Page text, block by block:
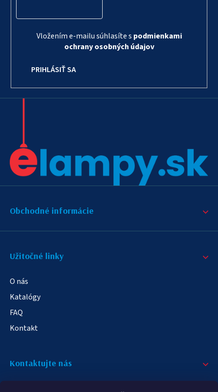
Vložením e-mailu súhlasíte s podmienkami
ochrany osobných údajov
PRIHLÁSIŤ SA
Obchodné informácie
Užitočné linky
O nás
Katalógy
FAQ
Kontakt
Kontaktujte nás